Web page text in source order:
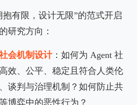
抱有限，设计无限”的范式开启
研究方向：
会机制设计：如何为 Agent 社
效、公平、稳定且符合人类伦
谈判与治理机制？如何防止共
博弈中的恶性行为？